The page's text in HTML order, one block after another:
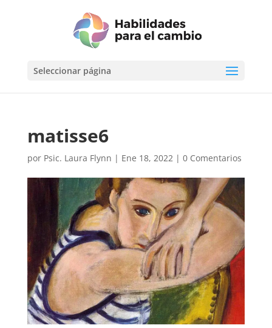
Seleccionar página
matisse6
por Psic. Laura Flynn | Ene 18, 2022| 0 Comentarios